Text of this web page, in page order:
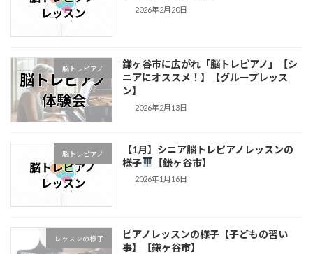
2026年2月20日
脳トレピアノ
鎌ヶ谷市に広がれ「脳トレピアノ」【シ
ニアにオススメ！】【グループレッス
ン】
2026年2月13日
脳トレピアノ
【1月】シニア脳トレピアノレッスンの
様子
【鎌ヶ谷市】
2026年1月16日
レッスンの様子
ピアノレッスンの様子【子どもの習い
事】【鎌ヶ谷市】